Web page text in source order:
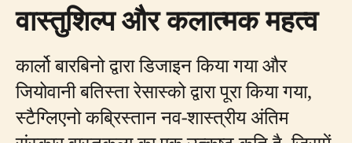
वास्तुशिल्प और कलात्मक महत्व
कार्लो बारबिनो द्वारा डिजाइन किया गया और
जियोवानी बतिस्ता रेसास्को द्वारा पूरा किया गया,
स्टैग्लिएनो कब्रिस्तान नव-शास्त्रीय अंतिम